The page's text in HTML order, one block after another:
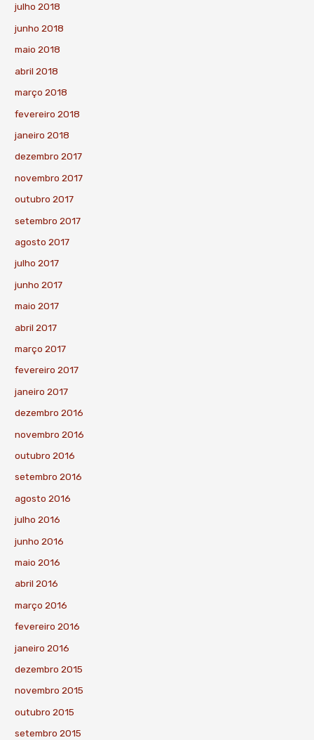
julho 2018
junho 2018
maio 2018
abril 2018
março 2018
fevereiro 2018
janeiro 2018
dezembro 2017
novembro 2017
outubro 2017
setembro 2017
agosto 2017
julho 2017
junho 2017
maio 2017
abril 2017
março 2017
fevereiro 2017
janeiro 2017
dezembro 2016
novembro 2016
outubro 2016
setembro 2016
agosto 2016
julho 2016
junho 2016
maio 2016
abril 2016
março 2016
fevereiro 2016
janeiro 2016
dezembro 2015
novembro 2015
outubro 2015
setembro 2015